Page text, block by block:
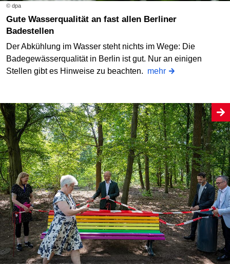
© dpa
Gute Wasserqualität an fast allen Berliner
Badestellen
Der Abkühlung im Wasser steht nichts im Wege: Die
Badegewässerqualität in Berlin ist gut. Nur an einigen
Stellen gibt es Hinweise zu beachten. mehr